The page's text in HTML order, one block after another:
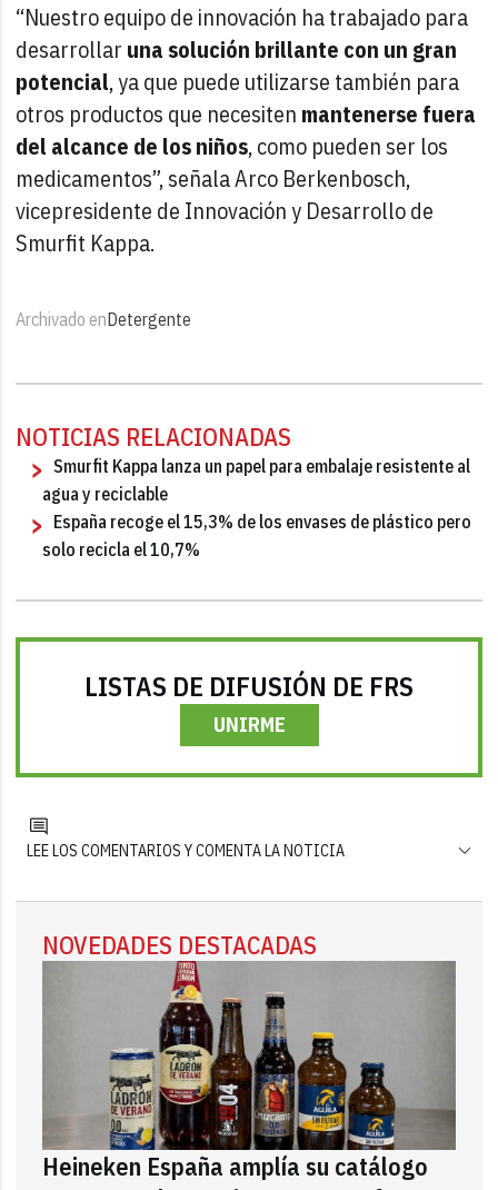
“Nuestro equipo de innovación ha trabajado para
desarrollar una solución brillante con un gran
potencial, ya que puede utilizarse también para
otros productos que necesiten mantenerse fuera
del alcance de los niños, como pueden ser los
medicamentos”, señala Arco Berkenbosch,
vicepresidente de Innovación y Desarrollo de
Smurfit Kappa.
Archivado enDetergente
NOTICIAS RELACIONADAS
Smurfit Kappa lanza un papel para embalaje resistente al
agua y reciclable
España recoge el 15,3% de los envases de plástico pero
solo recicla el 10,7%
LISTAS DE DIFUSIÓN DE FRS
UNIRME
LEE LOS COMENTARIOS Y COMENTA LA NOTICIA
NOVEDADES DESTACADAS
Heineken España amplía su catálogo